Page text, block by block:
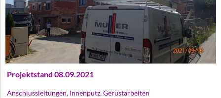
Projektstand 08.09.2021
Anschlussleitungen, Innenputz, Gerüstarbeiten